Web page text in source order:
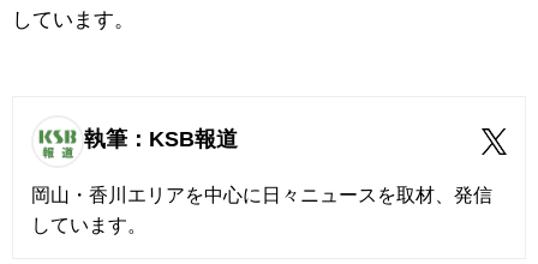
しています。
執筆：KSB報道
岡山・香川エリアを中心に日々ニュースを取材、発信
しています。